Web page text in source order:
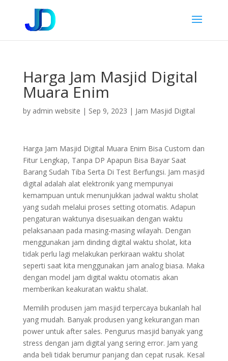
Harga Jam Masjid Digital
Muara Enim
by admin website | Sep 9, 2023 | Jam Masjid Digital
Harga Jam Masjid Digital Muara Enim Bisa Custom dan
Fitur Lengkap, Tanpa DP Apapun Bisa Bayar Saat
Barang Sudah Tiba Serta Di Test Berfungsi. Jam masjid
digital adalah alat elektronik yang mempunyai
kemampuan untuk menunjukkan jadwal waktu sholat
yang sudah melalui proses setting otomatis. Adapun
pengaturan waktunya disesuaikan dengan waktu
pelaksanaan pada masing-masing wilayah. Dengan
menggunakan jam dinding digital waktu sholat, kita
tidak perlu lagi melakukan perkiraan waktu sholat
seperti saat kita menggunakan jam analog biasa. Maka
dengan model jam digital waktu otomatis akan
memberikan keakuratan waktu shalat.
Memilih produsen jam masjid terpercaya bukanlah hal
yang mudah. Banyak produsen yang kekurangan man
power untuk after sales. Pengurus masjid banyak yang
stress dengan jam digital yang sering error. Jam yang
anda beli tidak berumur panjang dan cepat rusak. Kesal